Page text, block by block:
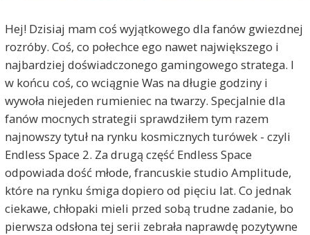
Hej! Dzisiaj mam coś wyjątkowego dla fanów gwiezdnej
rozróby. Coś, co połechce ego nawet największego i
najbardziej doświadczonego gamingowego stratega. I
w końcu coś, co wciągnie Was na długie godziny i
wywoła niejeden rumieniec na twarzy. Specjalnie dla
fanów mocnych strategii sprawdziłem tym razem
najnowszy tytuł na rynku kosmicznych turówek - czyli
Endless Space 2. Za drugą część Endless Space
odpowiada dość młode, francuskie studio Amplitude,
które na rynku śmiga dopiero od pięciu lat. Co jednak
ciekawe, chłopaki mieli przed sobą trudne zadanie, bo
pierwsza odsłona tej serii zebrała naprawdę pozytywne